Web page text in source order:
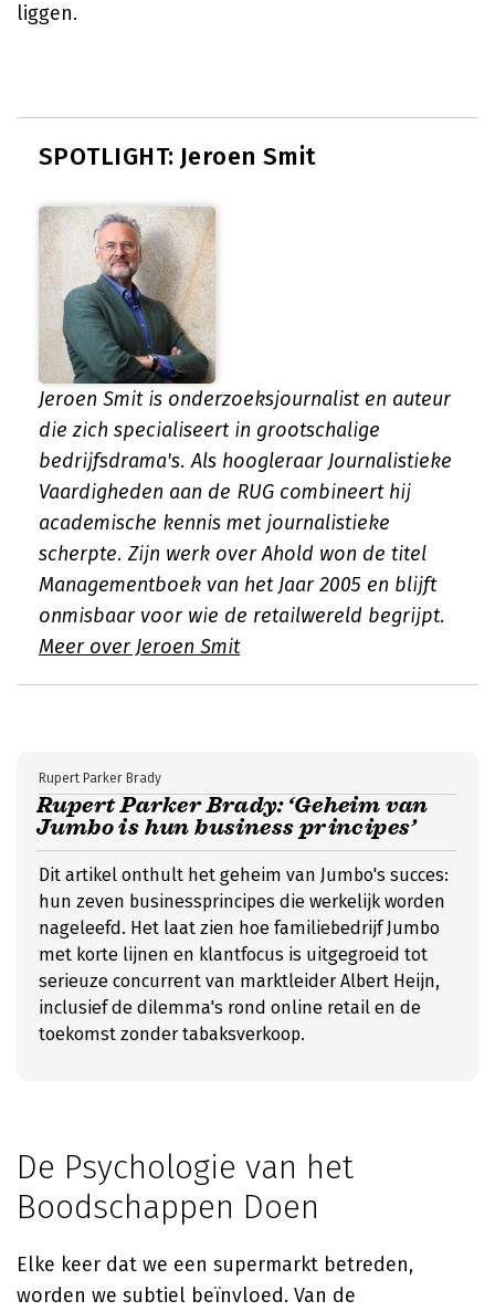
liggen.
SPOTLIGHT: Jeroen Smit
Jeroen Smit is onderzoeksjournalist en auteur
die zich specialiseert in grootschalige
bedrijfsdrama's. Als hoogleraar Journalistieke
Vaardigheden aan de RUG combineert hij
academische kennis met journalistieke
scherpte. Zijn werk over Ahold won de titel
Managementboek van het Jaar 2005 en blijft
onmisbaar voor wie de retailwereld begrijpt.
Meer over Jeroen Smit
Rupert Parker Brady: ‘Geheim van
Jumbo is hun business principes’
Rupert Parker Brady
Dit artikel onthult het geheim van Jumbo's succes:
hun zeven businessprincipes die werkelijk worden
nageleefd. Het laat zien hoe familiebedrijf Jumbo
met korte lijnen en klantfocus is uitgegroeid tot
serieuze concurrent van marktleider Albert Heijn,
inclusief de dilemma's rond online retail en de
toekomst zonder tabaksverkoop.
De Psychologie van het
Boodschappen Doen
Elke keer dat we een supermarkt betreden,
worden we subtiel beïnvloed. Van de